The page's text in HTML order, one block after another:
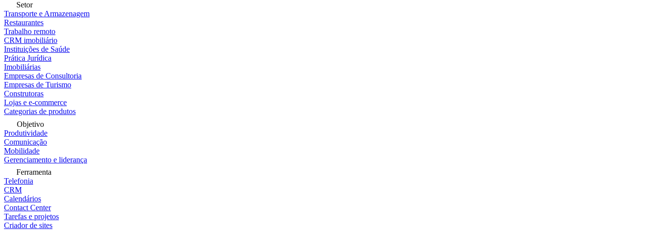
Setor
Transporte e Armazenagem
Restaurantes
Trabalho remoto
CRM imobiliário
Instituições de Saúde
Prática Jurídica
Imobiliárias
Empresas de Consultoria
Empresas de Turismo
Construtoras
Lojas e e-commerce
Categorias de produtos
Objetivo
Produtividade
Comunicação
Mobilidade
Gerenciamento e liderança
Ferramenta
Telefonia
CRM
Calendários
Contact Center
Tarefas e projetos
Criador de sites